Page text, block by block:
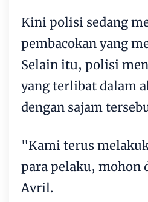
Kini polisi sedang
pembacokan yang
Selain itu, polisi
yang terlibat dalam
dengan sajam
"Kami terus
para pelaku, mohon
Avril.